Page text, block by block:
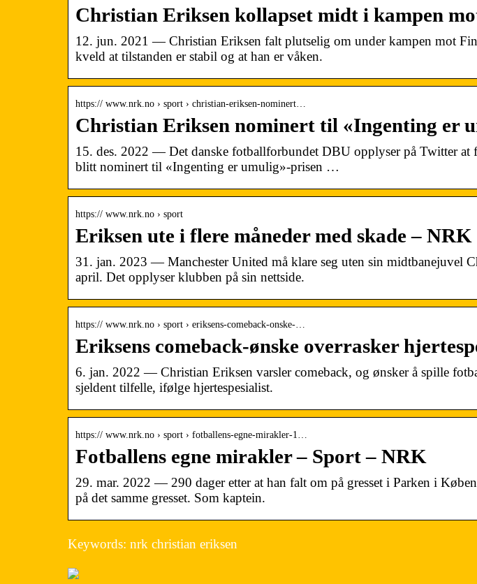
Christian Eriksen kollapset midt i kampen
12. jun. 2021 — Christian Eriksen falt plutselig om under kampen mot
kveld at tilstanden er stabil og at han er våken.
https:// www.nrk.no › sport › christian-eriksen-nominert…
Christian Eriksen nominert til «Ingenting er
15. des. 2022 — Det danske fotballforbundet DBU opplyser på Twitter at
blitt nominert til «Ingenting er umulig»-prisen …
https:// www.nrk.no › sport
Eriksen ute i flere måneder med skade –
31. jan. 2023 — Manchester United må klare seg uten sin midtbanejuvel
april. Det opplyser klubben på sin nettside.
https:// www.nrk.no › sport › eriksens-comeback-onske-…
Eriksens comeback-ønske overrasker
6. jan. 2022 — Christian Eriksen varsler comeback, og ønsker å spille
sjeldent tilfelle, ifølge hjertespesialist.
https:// www.nrk.no › sport › fotballens-egne-mirakler-1…
Fotballens egne mirakler – Sport – NRK
29. mar. 2022 — 290 dager etter at han falt om på gresset i Parken i
på det samme gresset. Som kaptein.
Keywords: nrk christian eriksen